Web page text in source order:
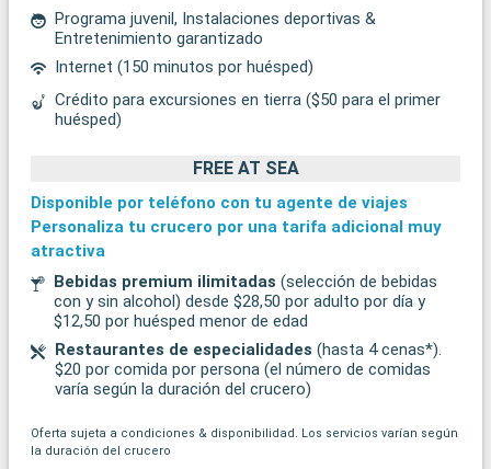
Programa juvenil, Instalaciones deportivas &
Entretenimiento garantizado
Internet (150 minutos por huésped)
Crédito para excursiones en tierra ($50 para el primer
huésped)
FREE AT SEA
Disponible por teléfono con tu agente de viajes
Personaliza tu crucero por una tarifa adicional muy
atractiva
Bebidas premium ilimitadas (selección de bebidas
con y sin alcohol) desde $28,50 por adulto por día y
$12,50 por huésped menor de edad
Restaurantes de especialidades (hasta 4 cenas*).
$20 por comida por persona (el número de comidas
varía según la duración del crucero)
Oferta sujeta a condiciones & disponibilidad. Los servicios varían según
la duración del crucero